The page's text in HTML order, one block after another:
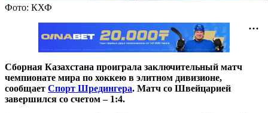
Фото: КХФ
Сборная Казахстана проиграла заключительный матч
чемпионате мира по хоккею в элитном дивизионе,
сообщает Спорт Шредингера. Матч со Швейцарией
завершился со счетом – 1:4.